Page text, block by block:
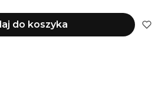
do koszyka